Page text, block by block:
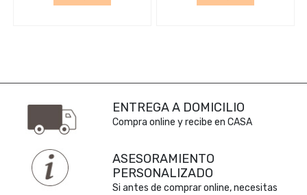
ENTREGA A DOMICILIO
Compra online y recibe en CASA
ASESORAMIENTO
PERSONALIZADO
Si antes de comprar online, necesitas